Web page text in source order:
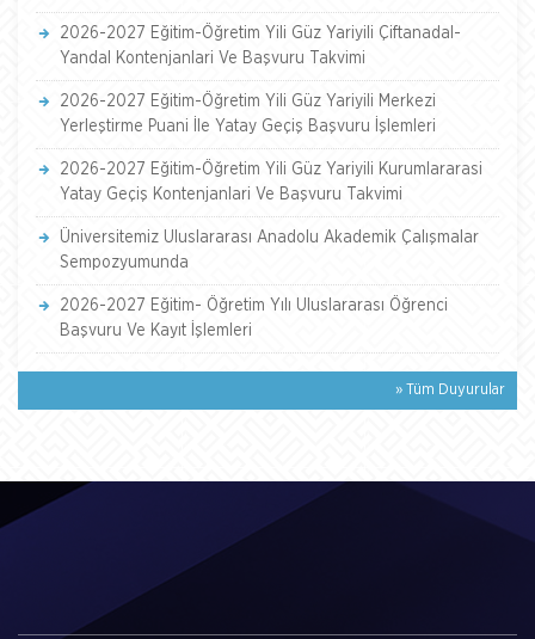
2026-2027 Eğitim-Öğretim Yili Güz Yariyili Çiftanadal-
Yandal Kontenjanlari Ve Başvuru Takvimi
2026-2027 Eğitim-Öğretim Yili Güz Yariyili Merkezi
Yerleştirme Puani İle Yatay Geçiş Başvuru İşlemleri
2026-2027 Eğitim-Öğretim Yili Güz Yariyili Kurumlararasi
Yatay Geçiş Kontenjanlari Ve Başvuru Takvimi
Üniversitemiz Uluslararası Anadolu Akademik Çalışmalar
Sempozyumunda
2026-2027 Eğitim- Öğretim Yılı Uluslararası Öğrenci
Başvuru Ve Kayıt İşlemleri
» Tüm Duyurular